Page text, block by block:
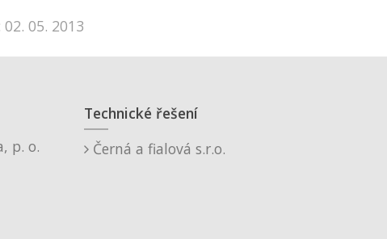
05. 2013
p. o.
Technické řešení
Černá a fialová s.r.o.